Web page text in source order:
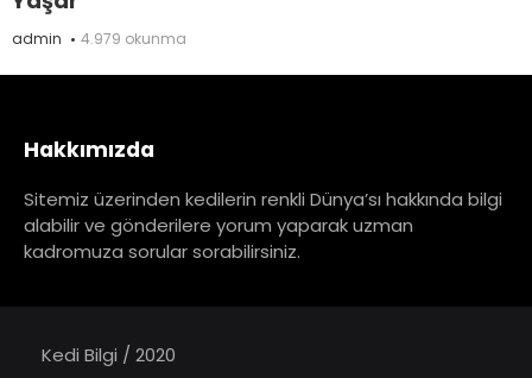
admin 4.979 okunma
Hakkımızda
Sitemiz üzerinden kedilerin renkli Dünya’sı hakkında bilgi
alabilir ve gönderilere yorum yaparak uzman
kadromuza sorular sorabilirsiniz.
Kedi Bilgi / 2020